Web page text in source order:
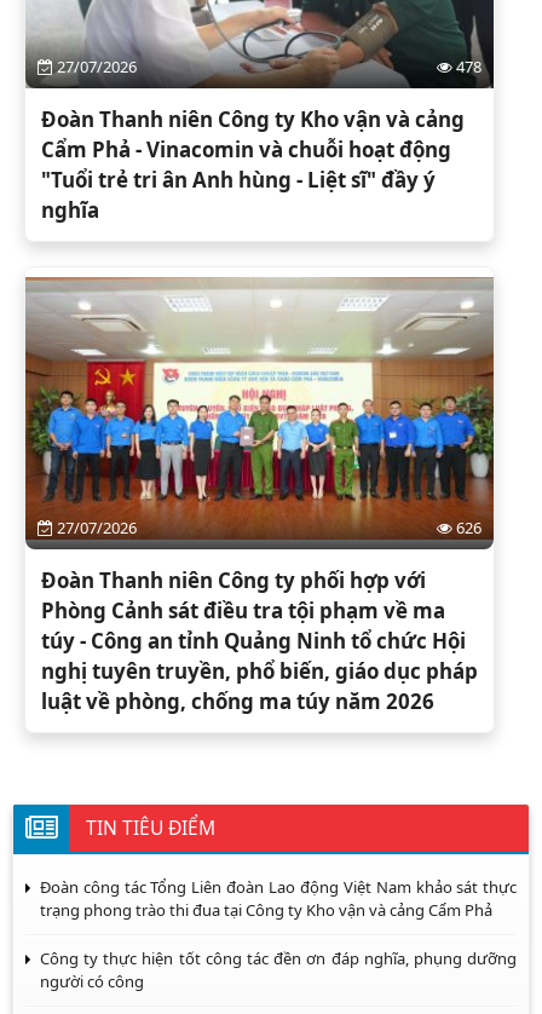
27/07/2026 478
Đoàn Thanh niên Công ty Kho vận và cảng
Cẩm Phả - Vinacomin và chuỗi hoạt động
"Tuổi trẻ tri ân Anh hùng - Liệt sĩ" đầy ý
nghĩa
27/07/2026 626
Đoàn Thanh niên Công ty phối hợp với
Phòng Cảnh sát điều tra tội phạm về ma
túy - Công an tỉnh Quảng Ninh tổ chức Hội
nghị tuyên truyền, phổ biến, giáo dục pháp
luật về phòng, chống ma túy năm 2026
TIN TIÊU ĐIỂM
Đoàn công tác Tổng Liên đoàn Lao động Việt Nam khảo sát thực
trạng phong trào thi đua tại Công ty Kho vận và cảng Cẩm Phả
Công ty thực hiện tốt công tác đền ơn đáp nghĩa, phụng dưỡng
người có công